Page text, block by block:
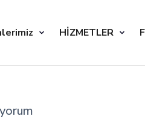
HİZMETLER